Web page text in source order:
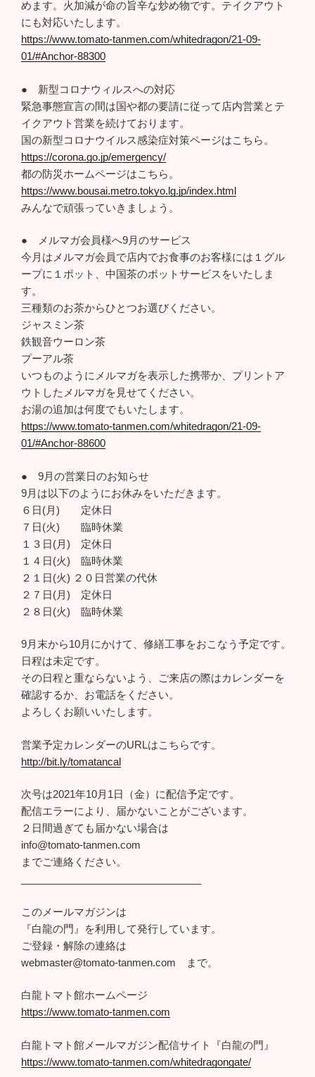
めます。火加減が命の旨辛な炒め物です。テイクアウト
にも対応いたします。
https://www.tomato-tanmen.com/whitedragon/21-09-
01/#Anchor-88300
● 新型コロナウィルスへの対応
緊急事態宣言の間は国や都の要請に従って店内営業とテ
イクアウト営業を続けております。
国の新型コロナウイルス感染症対策ページはこちら。
https://corona.go.jp/emergency/
都の防災ホームページはこちら。
https://www.bousai.metro.tokyo.lg.jp/index.html
みんなで頑張っていきましょう。
● メルマガ会員様へ9月のサービス
今月はメルマガ会員で店内でお食事のお客様には１グル
ープに１ポット、中国茶のポットサービスをいたしま
す。
三種類のお茶からひとつお選びください。
ジャスミン茶
鉄観音ウーロン茶
プーアル茶
いつものようにメルマガを表示した携帯か、プリントア
ウトしたメルマガを見せてください。
お湯の追加は何度でもいたします。
https://www.tomato-tanmen.com/whitedragon/21-09-
01/#Anchor-88600
● 9月の営業日のお知らせ
9月は以下のようにお休みをいただきます。
６日(月) 定休日
７日(火) 臨時休業
１３日(月) 定休日
１４日(火) 臨時休業
２１日(火) ２０日営業の代休
２７日(月) 定休日
２８日(火) 臨時休業
9月末から10月にかけて、修繕工事をおこなう予定です。
日程は未定です。
その日程と重ならないよう、ご来店の際はカレンダーを
確認するか、お電話をください。
よろしくお願いいたします。
営業予定カレンダーのURLはこちらです。
http://bit.ly/tomatancal
次号は2021年10月1日（金）に配信予定です。
配信エラーにより、届かないことがございます。
２日間過ぎても届かない場合は
info@tomato-tanmen.com
までご連絡ください。
このメールマガジンは
『白龍の門』を利用して発行しています。
ご登録・解除の連絡は
webmaster@tomato-tanmen.com まで。
白龍トマト館ホームページ
https://www.tomato-tanmen.com
白龍トマト館メールマガジン配信サイト『白龍の門』
https://www.tomato-tanmen.com/whitedragongate/